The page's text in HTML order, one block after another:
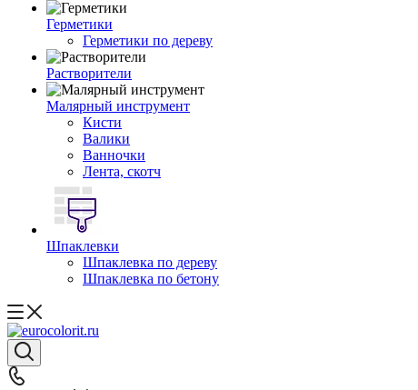
Герметики
Герметики по дереву
Растворители
Малярный инструмент
Кисти
Валики
Ванночки
Лента, скотч
Шпаклевки
Шпаклевка по дереву
Шпаклевка по бетону